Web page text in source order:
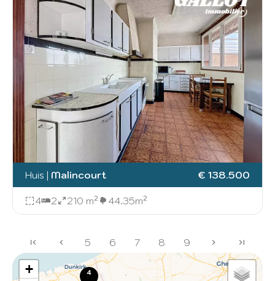
Huis | Malincourt € 138.500
4 2 210 m² 44.35m²
5 6 7 8 9
4
+